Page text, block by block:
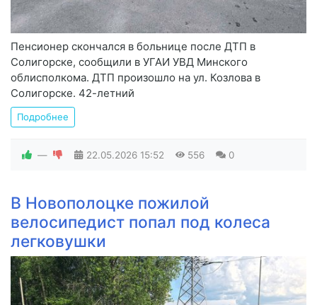
Пенсионер скончался в больнице после ДТП в
Солигорске, сообщили в УГАИ УВД Минского
облисполкома. ДТП произошло на ул. Козлова в
Солигорске. 42-летний
Подробнее
— 22.05.2026 15:52 556 0
В Новополоцке пожилой
велосипедист попал под колеса
легковушки